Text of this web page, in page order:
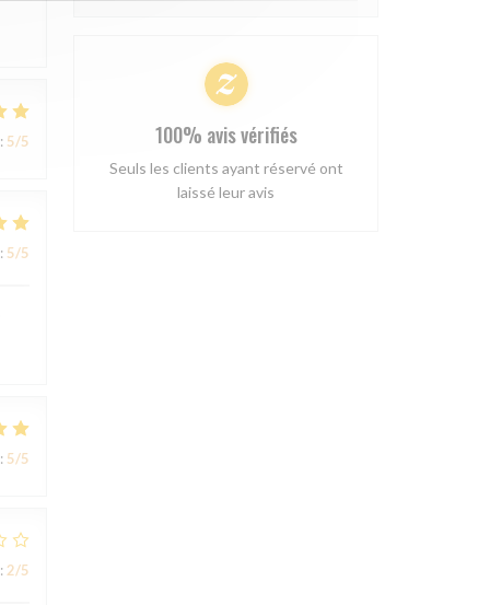
: 5/5
: 5/5
: 5/5
: 2/5
100% avis vérifiés
Seuls les clients ayant réservé ont
laissé leur avis